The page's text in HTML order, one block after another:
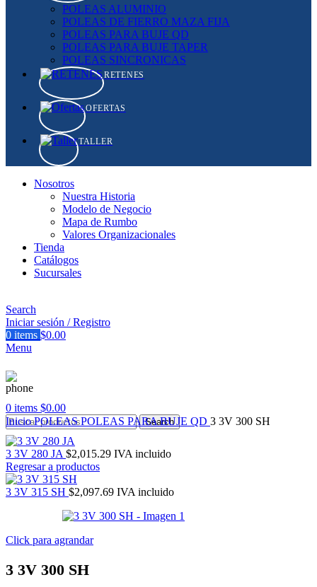
POLEAS ALUMINIO
POLEAS DE FIERRO MAZA FIJA
POLEAS PARA BUJE QD
POLEAS PARA BUJE TAPER
POLEAS SINCRONICAS
RETENES
OFERTAS
TALLER
Nosotros
Nuestra Historia
Modelo de Negocio
Mapa de Rumbo
Valores Organizacionales
Tienda
Catálogos
Sucursales
Search
Iniciar sesión / Registro
0 items $0.00
Menu
0 items $0.00
Search
InicioPOLEASPOLEAS PARA BUJE QD 3 3V 300 SH
3 3V 280 JA $2,015.29 IVA incluido
Regresar a productos
3 3V 315 SH $2,097.69 IVA incluido
Click para agrandar
3 3V 300 SH